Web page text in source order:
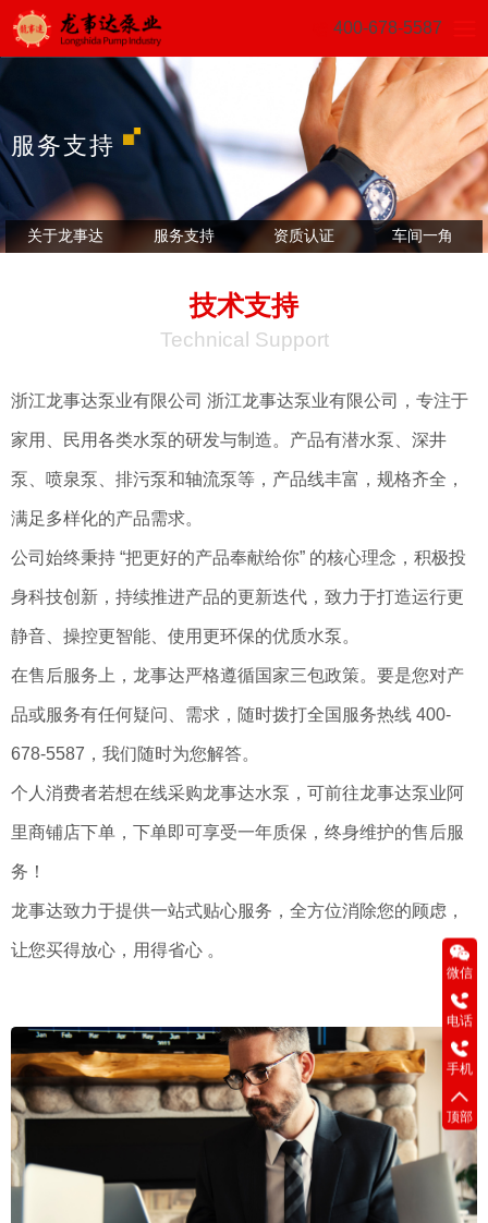
400-678-5587
服务支持
关于龙事达 服务支持 资质认证 车间一角
技术支持
Technical Support
浙江龙事达泵业有限公司 浙江龙事达泵业有限公司，专注于
家用、民用各类水泵的研发与制造。产品有潜水泵、深井
泵、喷泉泵、排污泵和轴流泵等，产品线丰富，规格齐全，
满足多样化的产品需求。
公司始终秉持 “把更好的产品奉献给你” 的核心理念，积极投
身科技创新，持续推进产品的更新迭代，致力于打造运行更
静音、操控更智能、使用更环保的优质水泵。
在售后服务上，龙事达严格遵循国家三包政策。要是您对产
品或服务有任何疑问、需求，随时拨打全国服务热线 400-
678-5587，我们随时为您解答。
个人消费者若想在线采购龙事达水泵，可前往龙事达泵业阿
里商铺店下单，下单即可享受一年质保，终身维护的售后服
务！
龙事达致力于提供一站式贴心服务，全方位消除您的顾虑，
让您买得放心，用得省心 。
微信
电话
手机
顶部